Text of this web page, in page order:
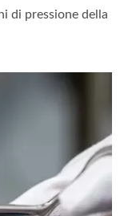
di pressione della